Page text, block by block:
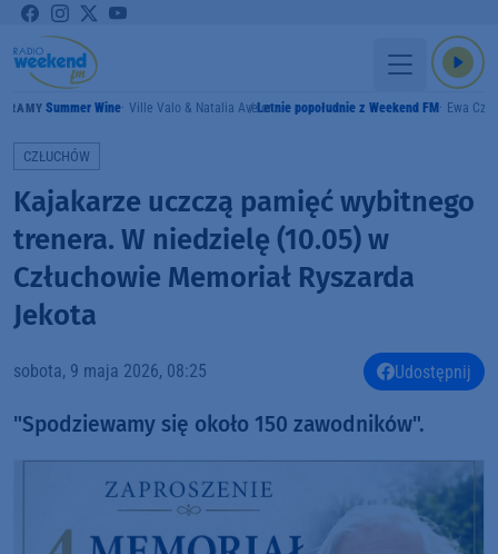
GRAMY Summer Wine Ville Valo & Natalia AvelonLetnie popołudnie z Weekend FM Ewa Czyż
CZŁUCHÓW
Kajakarze uczczą pamięć wybitnego
trenera. W niedzielę (10.05) w
Człuchowie Memoriał Ryszarda
Jekota
sobota, 9 maja 2026, 08:25 Udostępnij
"Spodziewamy się około 150 zawodników".